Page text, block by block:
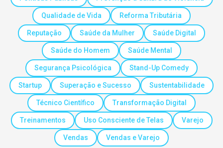
Qualidade de Vida Reforma Tributária
Reputação Saúde da Mulher Saúde Digital
Saúde do Homem Saúde Mental
Segurança Psicológica Stand-Up Comedy
Startup Superação e Sucesso Sustentabilidade
Técnico Científico Transformação Digital
Treinamentos Uso Consciente de Telas Varejo
Vendas Vendas e Varejo